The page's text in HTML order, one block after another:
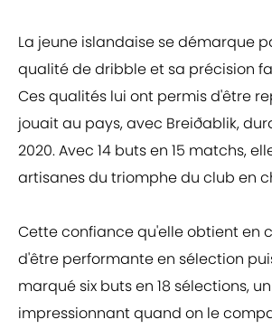
La jeune islandaise se démarque
qualité de dribble et sa précision
Ces qualités lui ont permis d'être
jouait au pays, avec Breiðablik,
2020. Avec 14 buts en 15 matchs,
artisanes du triomphe du club en
Cette confiance qu'elle obtient en
d'être performante en sélection
marqué six buts en 18 sélections,
impressionnant quand on le